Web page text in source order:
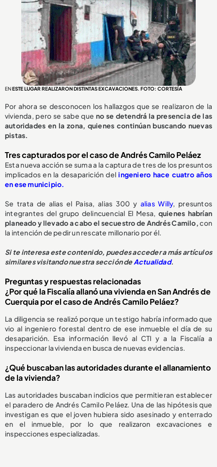
ENESTE LUGAR REALIZARON DISTINTAS EXCAVACIONES. FOTO: CORTESÍA
Por ahora se desconocen los hallazgos que se realizaron de la
vivienda, pero se sabe que no se detendrá la presencia de las
autoridades en la zona, quienes continúan buscando nuevas
pistas.
Tres capturados por el caso de Andrés Camilo Peláez
Esta nueva acción se suma a la captura de tres de los presuntos
implicados en la desaparición delingeniero hace cuatro años
en ese municipio.
Se trata de alias el Paisa, alias 300 y alias Willy, presuntos
integrantes del grupo delincuencial El Mesa, quienes habrían
planeado y llevado a cabo el secuestro de Andrés Camilo,con
la intención de pedir un rescate millonario por él.
Si te interesa este contenido, puedes acceder a más artículos
similares visitando nuestra sección deActualidad.
Preguntas y respuestas relacionadas
¿Por qué la Fiscalía allanó una vivienda en San Andrés de
Cuerquia por el caso de Andrés Camilo Peláez?
La diligencia se realizó porque un testigo habría informado que
vio al ingeniero forestal dentro de ese inmueble el día de su
desaparición. Esa información llevó al CTI y a la Fiscalía a
inspeccionar la vivienda en busca de nuevas evidencias.
¿Qué buscaban las autoridades durante el allanamiento
de la vivienda?
Las autoridades buscaban indicios que permitieran establecer
el paradero de Andrés Camilo Peláez. Una de las hipótesis que
investigan es que el joven hubiera sido asesinado y enterrado
en el inmueble, por lo que realizaron excavaciones e
inspecciones especializadas.